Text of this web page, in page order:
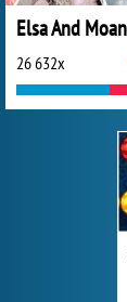
26 632x